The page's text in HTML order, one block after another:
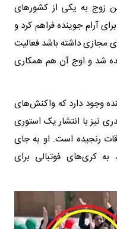
زوج به یکی از کشورهای
آرام جوینده فراهم کرد و
مجازی داشته باشد فعالیت
شد و اوج آن هم همکاری
وجود دارد که واکنش‌های
نیز با انتشار یک استوری
رنجیده است. او به جای
کری‌های فوتبالی برای